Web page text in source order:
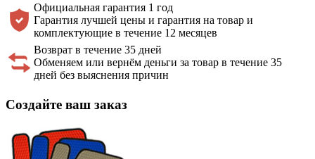
Официальная гарантия 1 год
Гарантия лучшей цены и гарантия на товар и
комплектующие в течение 12 месяцев
Возврат в течение 35 дней
Обменяем или вернём деньги за товар в течение 35
дней без выяснения причин
Создайте ваш заказ